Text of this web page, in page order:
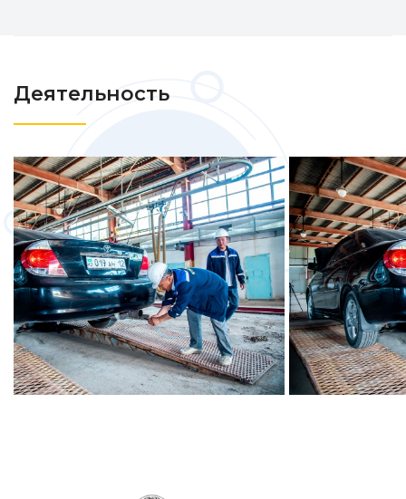
Деятельность